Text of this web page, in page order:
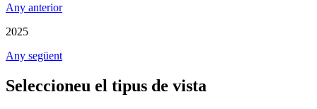
Any anterior
2025
Any següent
Seleccioneu el tipus de vista